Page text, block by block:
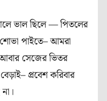
ভাল ছিলে — পিতলের
পাইতে– আমরা
আবার সেজের ভিতর
প্রবেশ করিবার